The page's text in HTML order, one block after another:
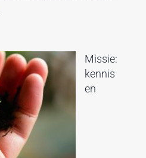
Missie:
kennis
en